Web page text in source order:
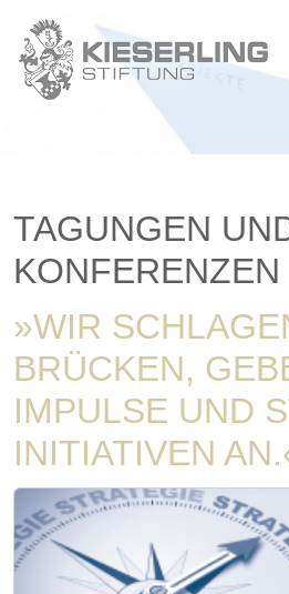
TAGUNGEN
KONFERENZEN
»WIR
BRÜCKEN,
IMPULSE UND
INITIATIVEN